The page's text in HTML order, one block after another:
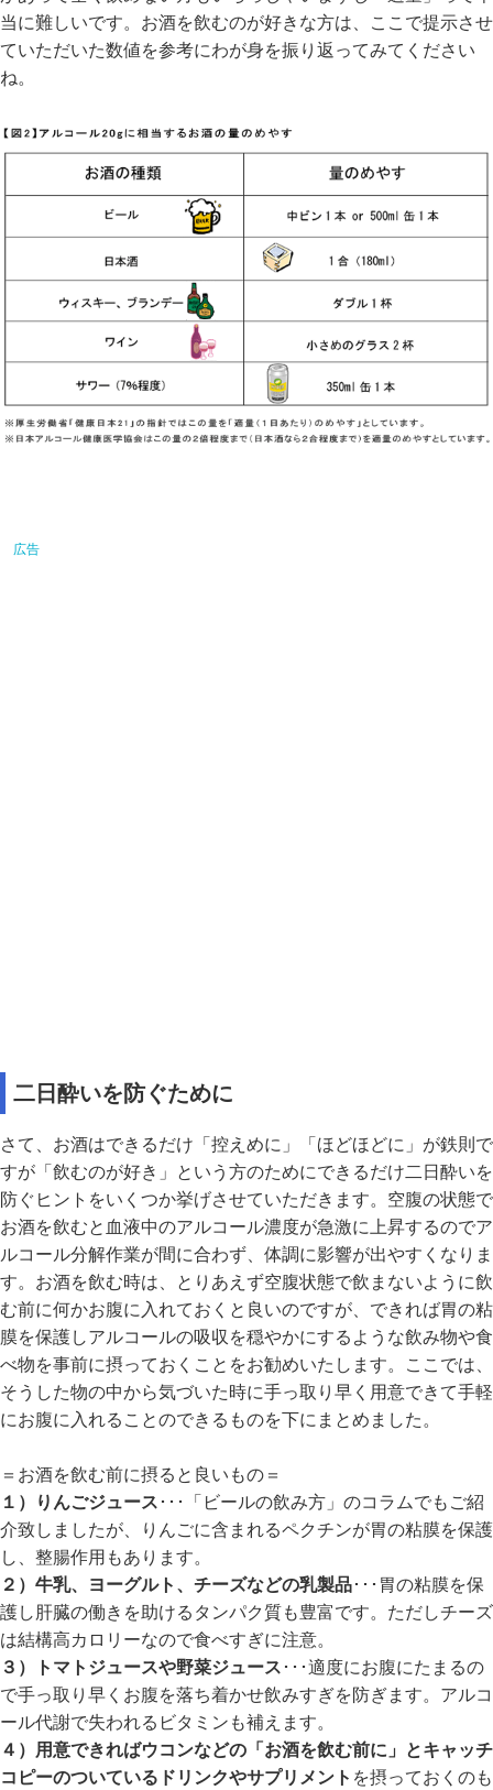
当に難しいです。お酒を飲むのが好きな方は、ここで提示させ
ていただいた数値を参考にわが身を振り返ってみてください
ね。
二日酔いを防ぐために
さて、お酒はできるだけ「控えめに」「ほどほどに」が鉄則で
すが「飲むのが好き」という方のためにできるだけ二日酔いを
防ぐヒントをいくつか挙げさせていただきます。空腹の状態で
お酒を飲むと血液中のアルコール濃度が急激に上昇するのでア
ルコール分解作業が間に合わず、体調に影響が出やすくなりま
す。お酒を飲む時は、とりあえず空腹状態で飲まないように飲
む前に何かお腹に入れておくと良いのですが、できれば胃の粘
膜を保護しアルコールの吸収を穏やかにするような飲み物や食
べ物を事前に摂っておくことをお勧めいたします。ここでは、
そうした物の中から気づいた時に手っ取り早く用意できて手軽
にお腹に入れることのできるものを下にまとめました。
＝お酒を飲む前に摂ると良いもの＝
１）りんごジュース ･･･「ビールの飲み方」のコラムでもご紹
介致しましたが、りんごに含まれるペクチンが胃の粘膜を保護
し、整腸作用もあります。
２）牛乳、ヨーグルト、チーズなどの乳製品･･･胃の粘膜を保
護し肝臓の働きを助けるタンパク質も豊富です。ただしチーズ
は結構高カロリーなので食べすぎに注意。
３）トマトジュースや野菜ジュース ･･･適度にお腹にたまるの
で手っ取り早くお腹を落ち着かせ飲みすぎを防ぎます。アルコ
ール代謝で失われるビタミンも補えます。
４）用意できればウコンなどの「お酒を飲む前に」とキャッチ
コピーのついているドリンクやサプリメント を摂っておくのも